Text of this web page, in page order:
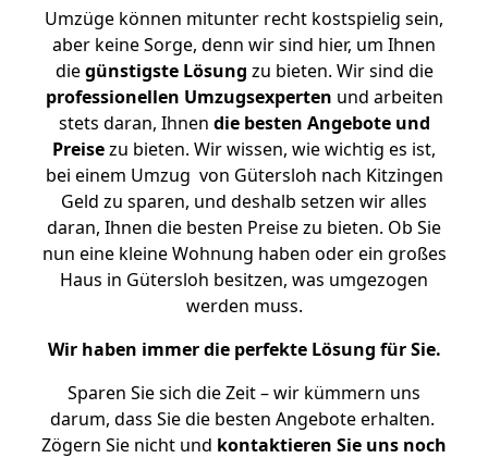
Umzüge können mitunter recht kostspielig sein,
aber keine Sorge, denn wir sind hier, um Ihnen
diegünstigste Lösung zu bieten. Wir sind die
professionellen Umzugsexperten und arbeiten
stets daran, Ihnen die besten Angebote und
Preisezu bieten. Wir wissen, wie wichtig es ist,
bei einem Umzug von Gütersloh nach Kitzingen
Geld zu sparen, und deshalb setzen wir alles
daran, Ihnen die besten Preise zu bieten. Ob Sie
nun eine kleine Wohnung haben oder ein großes
Haus in Gütersloh besitzen, was umgezogen
werden muss.
Wir haben immer die perfekte Lösung für Sie.
Sparen Sie sich die Zeit – wir kümmern uns
darum, dass Sie die besten Angebote erhalten.
Zögern Sie nicht und kontaktieren Sie uns noch